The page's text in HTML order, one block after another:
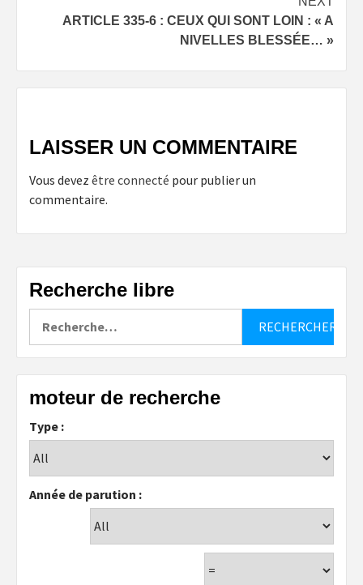
ARTICLE 335-6 : CEUX QUI SONT LOIN : « A
NIVELLES BLESSÉE… »
LAISSER UN COMMENTAIRE
Vous devez être connecté pour publier un
commentaire.
Recherche libre
moteur de recherche
Type :
Année de parution :